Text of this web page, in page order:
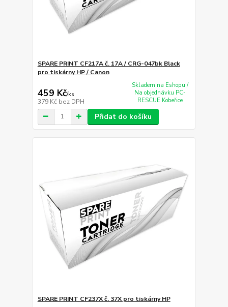
SPARE PRINT CF217A č. 17A / CRG-047bk Black
pro tiskárny HP / Canon
459 Kč/ks
379 Kč bez DPH
Skladem na Eshopu /
Na objednávku PC-
RESCUE Kobeřice
Přidat do košíku
SPARE PRINT CF237X č. 37X pro tiskárny HP